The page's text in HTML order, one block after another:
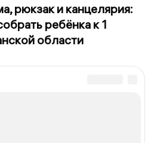
рюкзак и канцелярия:
ребёнка к 1
области